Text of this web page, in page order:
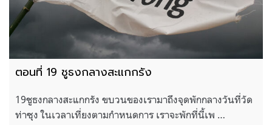
ตอนที่ 19 ชูธงกลางสะแกกรัง
19ชูธงกลางสะแกกรัง ขบวนของเรามาถึงจุดพักกลางวันที่วัด
ท่าซุง ในเวลาเที่ยงตามกำหนดการ เราจะพักที่นี้เพ …